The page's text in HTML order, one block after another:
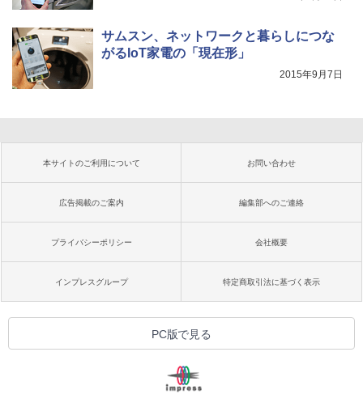
サムスン、ネットワークと暮らしにつな
がるIoT家電の「現在形」
2015年9月7日
本サイトのご利用について お問い合わせ
広告掲載のご案内 編集部へのご連絡
プライバシーポリシー 会社概要
インプレスグループ 特定商取引法に基づく表示
PC版で見る